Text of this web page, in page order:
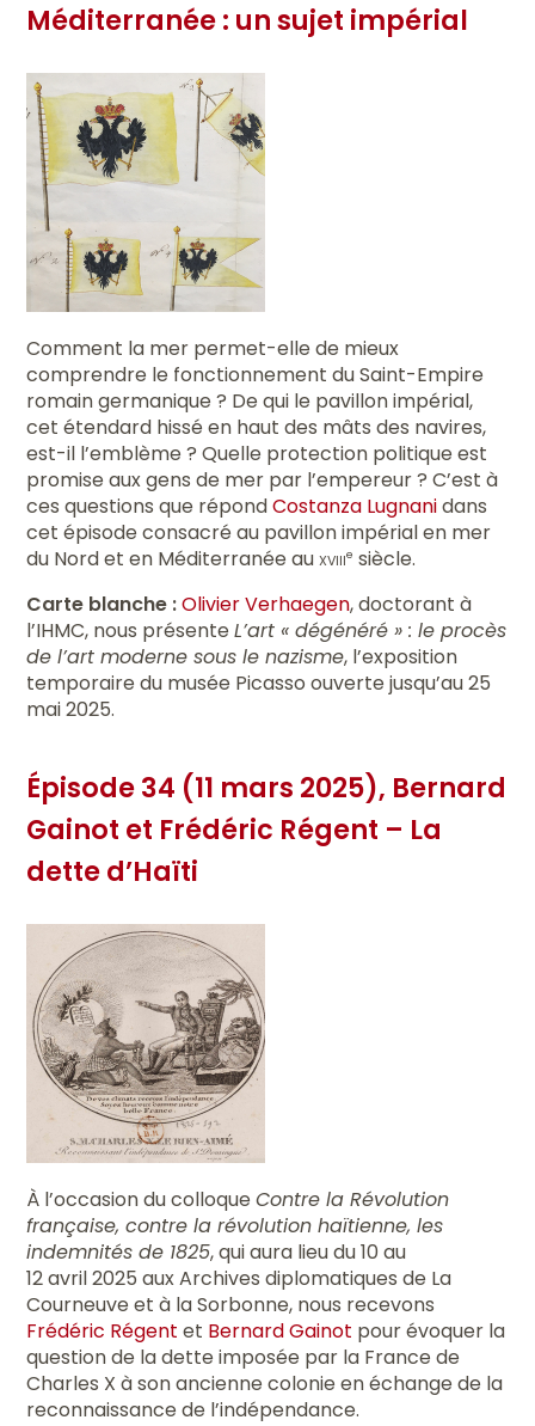
Méditerranée : un sujet impérial
Comment la mer permet-elle de mieux
comprendre le fonctionnement du Saint-Empire
romain germanique ? De qui le pavillon impérial,
cet étendard hissé en haut des mâts des navires,
est-il l’emblème ? Quelle protection politique est
promise aux gens de mer par l’empereur ? C’est à
ces questions que répondCostanza Lugnanidans
cet épisode consacré au pavillon impérial en mer
du Nord et en Méditerranée auxviiie siècle.
Carte blanche :Olivier Verhaegen, doctorant à
l’IHMC, nous présenteL’art « dégénéré » : le procès
de l’art moderne sous le nazisme, l’exposition
temporaire du musée Picasso ouverte jusqu’au 25
mai 2025.
Épisode 34 (11 mars 2025), Bernard
Gainot et Frédéric Régent – La
dette d’Haïti
À l’occasion du colloqueContre la Révolution
française, contre la révolution haïtienne, les
indemnités de 1825, qui aura lieu du 10 au
12 avril 2025 aux Archives diplomatiques de La
Courneuve et à la Sorbonne, nous recevons
Frédéric Régentet Bernard Gainot pour évoquer la
question de la dette imposée par la France de
Charles X à son ancienne colonie en échange de la
reconnaissance de l’indépendance.